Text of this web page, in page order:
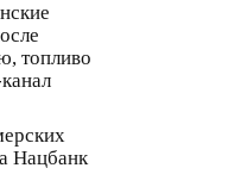
топливо
Нацбанк